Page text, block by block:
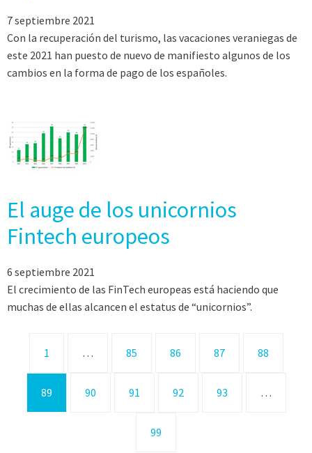
7 septiembre 2021
Con la recuperación del turismo, las vacaciones veraniegas de
este 2021 han puesto de nuevo de manifiesto algunos de los
cambios en la forma de pago de los españoles.
El auge de los unicornios
Fintech europeos
6 septiembre 2021
El crecimiento de las FinTech europeas está haciendo que
muchas de ellas alcancen el estatus de “unicornios”.
1 … 85 86 87 88
89 90 91 92 93 …
99